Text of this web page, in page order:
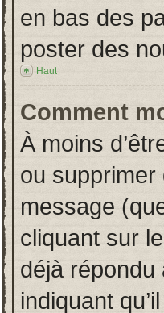
en bas des
poster des
Haut
Comment
À moins
ou
message
cliquant sur
déjà répondu
indiquant